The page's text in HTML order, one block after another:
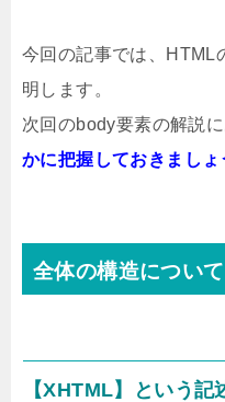
今回の記事では、HTML
明します。
次回のbody要素の解説に
かに把握しておきましょ
全体の構造について
【XHTML】という記